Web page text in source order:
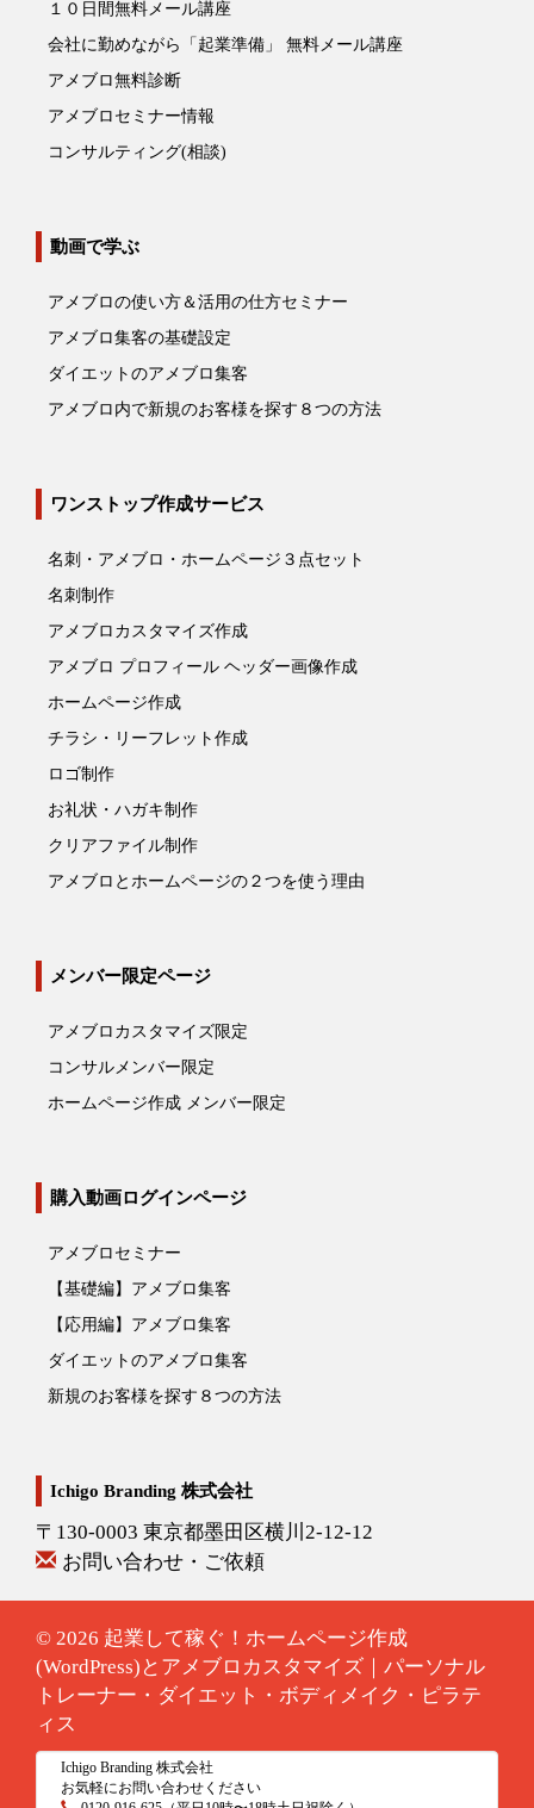
１０日間無料メール講座
会社に勤めながら「起業準備」 無料メール講座
アメブロ無料診断
アメブロセミナー情報
コンサルティング(相談)
動画で学ぶ
アメブロの使い方＆活用の仕方セミナー
アメブロ集客の基礎設定
ダイエットのアメブロ集客
アメブロ内で新規のお客様を探す８つの方法
ワンストップ作成サービス
名刺・アメブロ・ホームページ３点セット
名刺制作
アメブロカスタマイズ作成
アメブロ プロフィール ヘッダー画像作成
ホームページ作成
チラシ・リーフレット作成
ロゴ制作
お礼状・ハガキ制作
クリアファイル制作
アメブロとホームページの２つを使う理由
メンバー限定ページ
アメブロカスタマイズ限定
コンサルメンバー限定
ホームページ作成 メンバー限定
購入動画ログインページ
アメブロセミナー
【基礎編】アメブロ集客
【応用編】アメブロ集客
ダイエットのアメブロ集客
新規のお客様を探す８つの方法
Ichigo Branding 株式会社
〒130-0003 東京都墨田区横川2-12-12
お問い合わせ・ご依頼
© 2026 起業して稼ぐ！ホームページ作成
(WordPress)とアメブロカスタマイズ｜パーソナル
トレーナー・ダイエット・ボディメイク・ピラテ
ィス
Ichigo Branding 株式会社
お気軽にお問い合わせください